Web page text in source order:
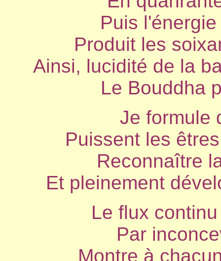
Puis
Produit les
Ainsi, lucidité de la
Le Bouddha
Je formule
Puissent les
Reconnaître
Et pleinement
Le flux
Par
Montre à